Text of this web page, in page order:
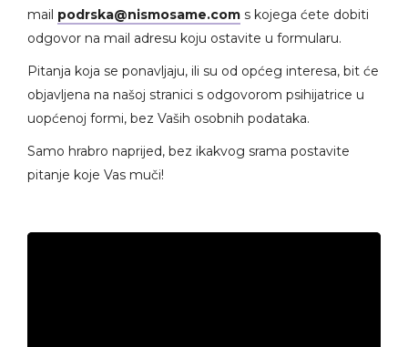
mail podrska@nismosame.com s kojega ćete dobiti
odgovor na mail adresu koju ostavite u formularu.
Pitanja koja se ponavljaju, ili su od općeg interesa, bit će
objavljena na našoj stranici s odgovorom psihijatrice u
uopćenoj formi, bez Vaših osobnih podataka.
Samo hrabro naprijed, bez ikakvog srama postavite
pitanje koje Vas muči!
Video